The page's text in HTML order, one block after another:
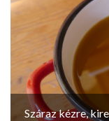
Száraz kézre,